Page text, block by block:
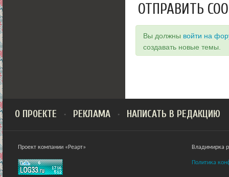
ОТПРАВИТЬ
Вы должны войти на
создавать новые темы.
О ПРОЕКТЕ РЕКЛАМА НАПИСАТЬ В РЕДАКЦИЮ
Проект компании «Реарт» Владимирка
Политика